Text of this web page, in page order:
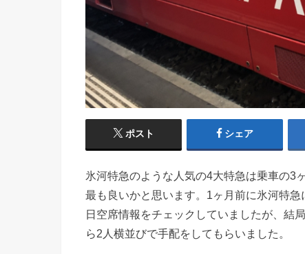
ポスト シェア
氷河特急のような人気の4大特急は乗車の3
最も良いかと思います。1ヶ月前に氷河特
日空席情報をチェックしていましたが、結
ら2人横並びで手配をしてもらいました。